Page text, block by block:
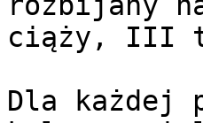
ciąży, III
Dla każdej